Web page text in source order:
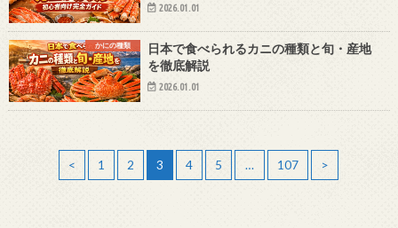
2026.01.01
かにの種類
日本で食べられるカニの種類と旬・産地
を徹底解説
2026.01.01
< 1 2 3 4 5 … 107 >